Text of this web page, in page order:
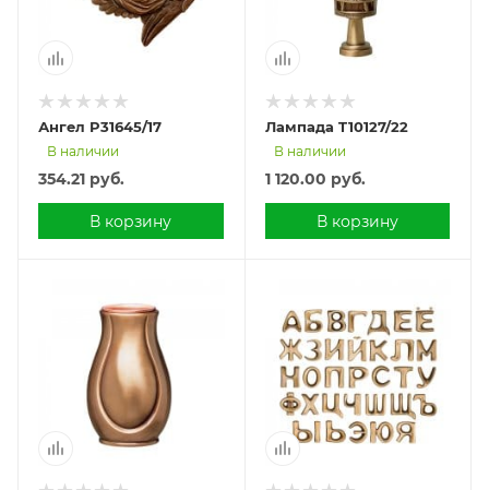
Ангел P31645/17
В наличии
354.21 руб.
В корзину
Лампада T10127/22
В наличии
1 120.00 руб.
В корзину